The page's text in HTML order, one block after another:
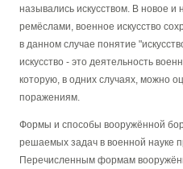
назывались искусством. В новое и
ремёслами, военное искусство
в данном случае понятие
искусство - это деятельность
которую, в одних случаях, можно
поражениям.
Формы и способы вооружённой
решаемых задач в военной науке
Перечисленным формам